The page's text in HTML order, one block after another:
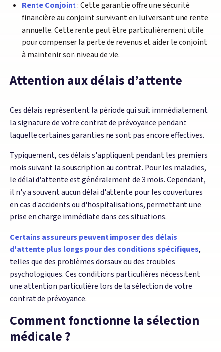
Rente Conjoint: Cette garantie offre une sécurité
financière au conjoint survivant en lui versant une rente
annuelle. Cette rente peut être particulièrement utile
pour compenser la perte de revenus et aider le conjoint
à maintenir son niveau de vie.
Attention aux délais d’attente
Ces délais représentent la période qui suit immédiatement
la signature de votre contrat de prévoyance pendant
laquelle certaines garanties ne sont pas encore effectives.
Typiquement, ces délais s'appliquent pendant les premiers
mois suivant la souscription au contrat. Pour les maladies,
le délai d'attente est généralement de 3 mois. Cependant,
il n'y a souvent aucun délai d'attente pour les couvertures
en cas d'accidents ou d'hospitalisations, permettant une
prise en charge immédiate dans ces situations.
Certains assureurs peuvent imposer des délais
d'attente plus longs pour des conditions spécifiques,
telles que des problèmes dorsaux ou des troubles
psychologiques. Ces conditions particulières nécessitent
une attention particulière lors de la sélection de votre
contrat de prévoyance.
Comment fonctionne la sélection
médicale ?